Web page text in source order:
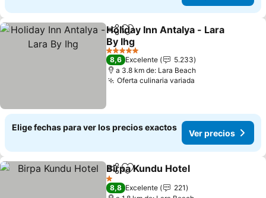
CompartirAgregar a favoritos
Holiday Inn Antalya - Lara
By Ihg
5 Estrellas
8,6 Excelente
5.233
a 3.8 km de: Lara Beach
Oferta culinaria variada
Elige fechas para ver los precios exactos
Ver precios
CompartirAgregar a favoritos
Birpa Kundu Hotel
1 Estrellas
8,8 Excelente
221